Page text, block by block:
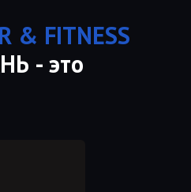
& FITNESS
- это